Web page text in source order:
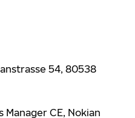
54, 80538
Manager CE, Nokian